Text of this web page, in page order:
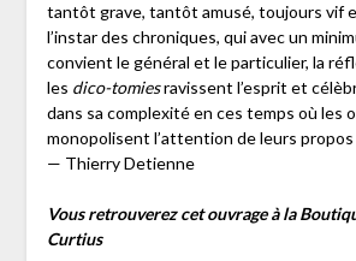
tantôt grave, tantôt amusé, toujours vif
l’instar des chroniques, qui avec un
convient le général et le particulier, la
les dico-tomiesravissent l’esprit et
dans sa complexité en ces temps où les
monopolisent l’attention de leurs
— Thierry Detienne
Vous retrouverez cet ouvrage à la
Curtius